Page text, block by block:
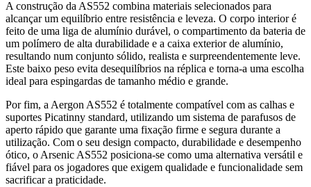
A construção da AS552 combina materiais selecionados para
alcançar um equilíbrio entre resistência e leveza. O corpo interior é
feito de uma liga de alumínio durável, o compartimento da bateria de
um polímero de alta durabilidade e a caixa exterior de alumínio,
resultando num conjunto sólido, realista e surpreendentemente leve.
Este baixo peso evita desequilíbrios na réplica e torna-a uma escolha
ideal para espingardas de tamanho médio e grande.
Por fim, a Aergon AS552 é totalmente compatível com as calhas e
suportes Picatinny standard, utilizando um sistema de parafusos de
aperto rápido que garante uma fixação firme e segura durante a
utilização. Com o seu design compacto, durabilidade e desempenho
ótico, o Arsenic AS552 posiciona-se como uma alternativa versátil e
fiável para os jogadores que exigem qualidade e funcionalidade sem
sacrificar a praticidade.